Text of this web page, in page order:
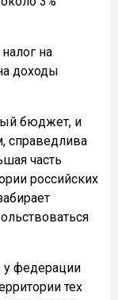
на
доходы
бюджет, и
справедлива
часть
российских
у федерации
тех